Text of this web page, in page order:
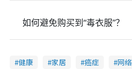
如何避免购买到“毒衣服”？
健康 家居 癌症 网